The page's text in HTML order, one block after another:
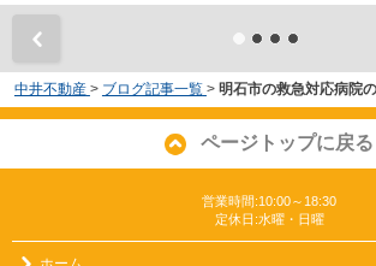
中井不動産 > ブログ記事一覧 > 明石市の救急対応病院
ページトップに戻る
営業時間:10:00～18:30
定休日:水曜・日曜